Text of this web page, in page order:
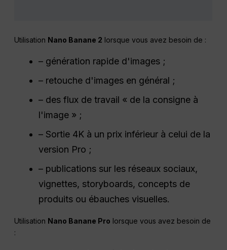
Utilisation Nano Banane 2 lorsque vous avez besoin de :
– génération rapide d'images ;
– retouche d'images en général ;
– des flux de travail « de la consigne à
l'image » ;
– Sortie 4K à un prix inférieur à celui de la
version Pro ;
– publications sur les réseaux sociaux,
vignettes, storyboards, concepts de
produits ou ébauches visuelles.
Utilisation Nano Banane Pro lorsque vous avez besoin de
: